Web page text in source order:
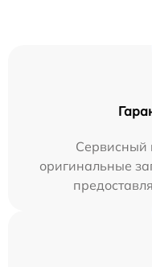
Сервисный
оригинальные